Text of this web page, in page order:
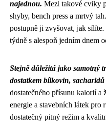
najednou. Mezi takové cviky
shyby, bench press a mrtvý
postupně ji zvyšovat, jak
týdně s alespoň jedním dnem
Stejně důležitá jako samotný
dostatkem bílkovin,
dostatečného přísunu kalorií a
energie a stavebních látek pro
dostatečný pitný režim a